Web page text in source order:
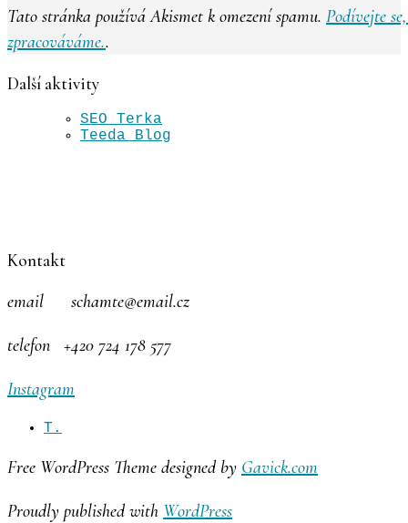
Tato stránka používá Akismet k omezení spamu. Podívejte
zpracováváme..
Další aktivity
SEO Terka
Teeda Blog
Kontakt
email schamte@email.cz
telefon +420 724 178 577
Instagram
T.
Free WordPress Theme designed by Gavick.com
Proudly published with WordPress